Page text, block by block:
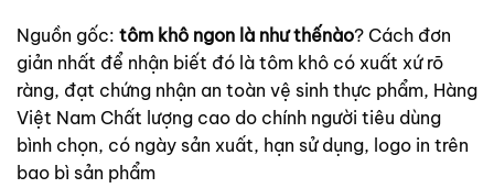
Nguồn gốc: tôm khô ngon là như thếnào? Cách đơn
giản nhất để nhận biết đó là tôm khô có xuất xứ rõ
ràng, đạt chứng nhận an toàn vệ sinh thực phẩm, Hàng
Việt Nam Chất lượng cao do chính người tiêu dùng
bình chọn, có ngày sản xuất, hạn sử dụng, logo in trên
bao bì sản phẩm